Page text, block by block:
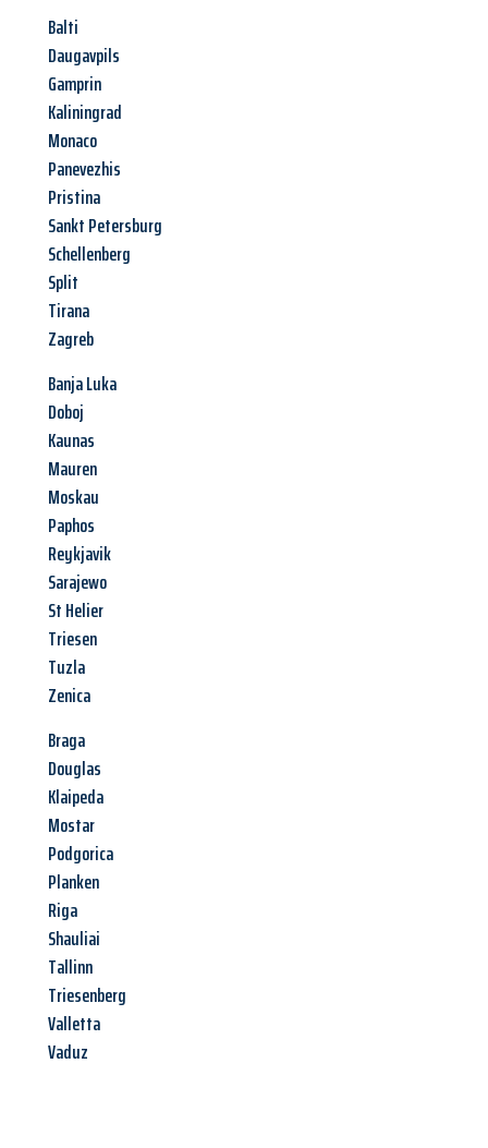
Balti
Daugavpils
Gamprin
Kaliningrad
Monaco
Panevezhis
Pristina
Sankt Petersburg
Schellenberg
Split
Tirana
Zagreb
Banja Luka
Doboj
Kaunas
Mauren
Moskau
Paphos
Reykjavik
Sarajewo
St Helier
Triesen
Tuzla
Zenica
Braga
Douglas
Klaipeda
Mostar
Podgorica
Planken
Riga
Shauliai
Tallinn
Triesenberg
Valletta
Vaduz